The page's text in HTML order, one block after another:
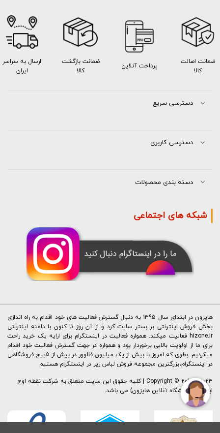
ضمانت اصالت
کالا
پرداخت آنلاین
ضمانت بازگشت
کالا
ارسال به سراسر
ایران
دسترسی سریع
دسترسی کاربری
دسته بندی محصولات
شبکه های اجتماعی
هایزون در ابتدای سال 1395 به دنبال گسترش فعالیت های خود اقدام به راه اندازی
بخش فروش اینترنتی بر بستر سایت کرد و از آن روز تا کنون با دامنه اینترنتی
hizone.ir فعالیت میکند. همواره فعالیت در اینستگرام برای ارایه یک خرید راحت
برای ما از اولویت بالایی برخوردار بود و همواره در جهت گسترش فعالیت خود اقدام
میکردیم. بطوی که امروز با بیش از یک میلیون فالوور در بیش از 5پیج فروشگاهی
در اینستگرام،بزرگترین مجموعه فروش لباس زیر در اینستگرام هستیم
Copyright © 2015 - 2023 | کليه حقوق اين سايت متعلق به شرکت نقطه اوج
ایرانیان (فروشگاه آنلاین هایزون) می باشد.